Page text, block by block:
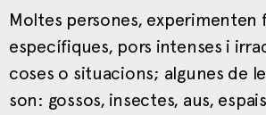
Moltes persones, experimenten
específiques, pors intenses i
coses o situacions; algunes de
son: gossos, insectes, aus,